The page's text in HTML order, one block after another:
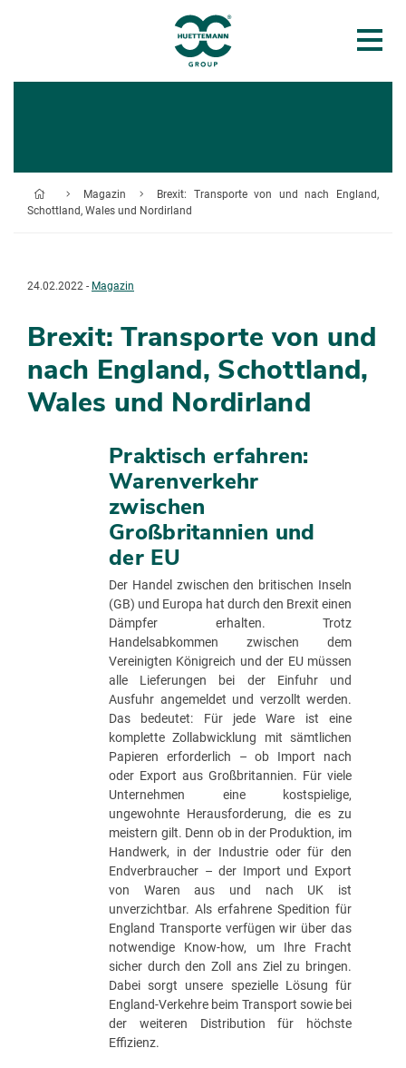
Magazin
Brexit: Transporte von und nach England,
Schottland, Wales und Nordirland
24.02.2022 - Magazin
Brexit: Transporte von und
nach England, Schottland,
Wales und Nordirland
Praktisch erfahren:
Warenverkehr
zwischen
Großbritannien und
der EU
Der Handel zwischen den britischen Inseln
(GB) und Europa hat durch den Brexit einen
Dämpfer erhalten. Trotz
Handelsabkommen zwischen dem
Vereinigten Königreich und der EU müssen
alle Lieferungen bei der Einfuhr und
Ausfuhr angemeldet und verzollt werden.
Das bedeutet: Für jede Ware ist eine
komplette Zollabwicklung mit sämtlichen
Papieren erforderlich – ob Import nach
oder Export aus Großbritannien. Für viele
Unternehmen eine kostspielige,
ungewohnte Herausforderung, die es zu
meistern gilt. Denn ob in der Produktion, im
Handwerk, in der Industrie oder für den
Endverbraucher – der Import und Export
von Waren aus und nach UK ist
unverzichtbar. Als erfahrene Spedition für
England Transporte verfügen wir über das
notwendige Know-how, um Ihre Fracht
sicher durch den Zoll ans Ziel zu bringen.
Dabei sorgt unsere spezielle Lösung für
England-Verkehre beim Transport sowie bei
der weiteren Distribution für höchste
Effizienz.